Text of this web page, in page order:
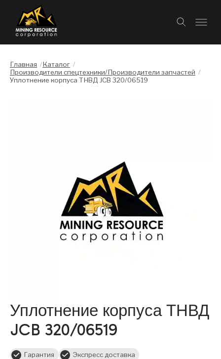
Главная /Каталог /
Производители спецтехники/Производители запчастей /
Уплотнение корпуса ТНВД JCB 320/06519
Уплотнение корпуса ТНВД
JCB 320/06519
Гарантия Экспресс доставка